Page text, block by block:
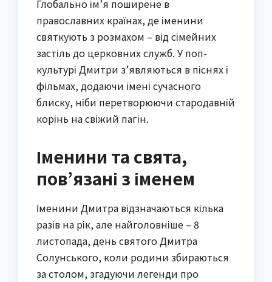
Глобально ім’я поширене в
православних країнах, де іменини
святкують з розмахом – від сімейних
застіль до церковних служб. У поп-
культурі Дмитри з’являються в піснях і
фільмах, додаючи імені сучасного
блиску, ніби перетворюючи стародавній
корінь на свіжий пагін.
Іменини та свята,
пов’язані з іменем
Іменини Дмитра відзначаються кілька
разів на рік, але найголовніше – 8
листопада, день святого Дмитра
Солунського, коли родини збираються
за столом, згадуючи легенди про